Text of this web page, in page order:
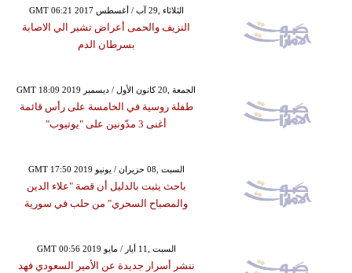
GMT 06:21 2017 الثلاثاء ,29 آب / أغسطس
النزيف والحمى أعراض تشير الي الاصابة
بسرطان الدم
GMT 18:09 2019 الجمعة ,20 كانون الأول / ديسمبر
طفلة روسية في الخامسة على رأس قائمة
أغنى 3 مدّونين على "يوتيوب"
GMT 17:50 2019 السبت ,08 حزيران / يونيو
باحث يثبت بالدليل أن قصة "علاء الدين
والمصباح السحري" من حلب في سورية
GMT 00:56 2019 السبت ,11 أيار / مايو
ننشر أسرار جديدة عن الأمير السعودي فهد